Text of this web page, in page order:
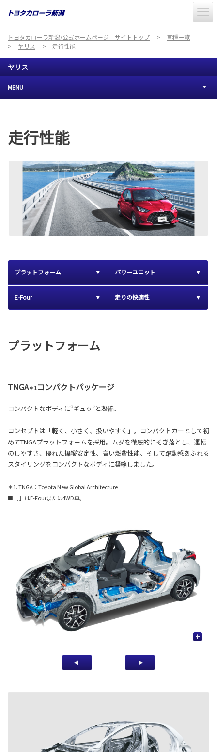
トヨタカローラ新潟/公式ホームページ サイトトップ
車種一覧
ヤリス
走行性能
ヤリス
MENU
走行性能
プラットフォーム パワーユニット
E-Four 走りの快適性
プラットフォーム
TNGA＊1コンパクトパッケージ
コンパクトなボディに“ギュッ”と凝縮。
コンセプトは「軽く、小さく、扱いやすく」。コンパクトカーとして初
めてTNGAプラットフォームを採用。ムダを徹底的にそぎ落とし、運転
のしやすさ、優れた操縦安定性、高い燃費性能、そして躍動感あふれる
スタイリングをコンパクトなボディに凝縮しました。
＊1. TNGA：Toyota New Global Architecture
■［ ］はE-Fourまたは4WD車。
+